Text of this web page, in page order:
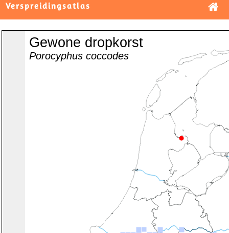
Verspreidingsatlas